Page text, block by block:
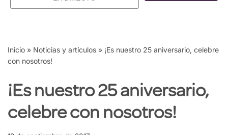
Inicio » Noticias y artículos » ¡Es nuestro 25 aniversario, celebre
con nosotros!
¡Es nuestro 25 aniversario,
celebre con nosotros!